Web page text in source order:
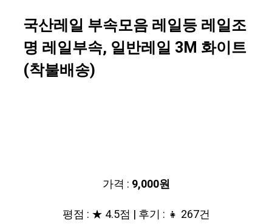
국산레일 부속모음 레일등 레일조
명 레일부속, 일반레일 3M 화이트
(착불배송)
가격 : 9,000원
평점 : ★ 4.5점 | 후기 : 👧 267건